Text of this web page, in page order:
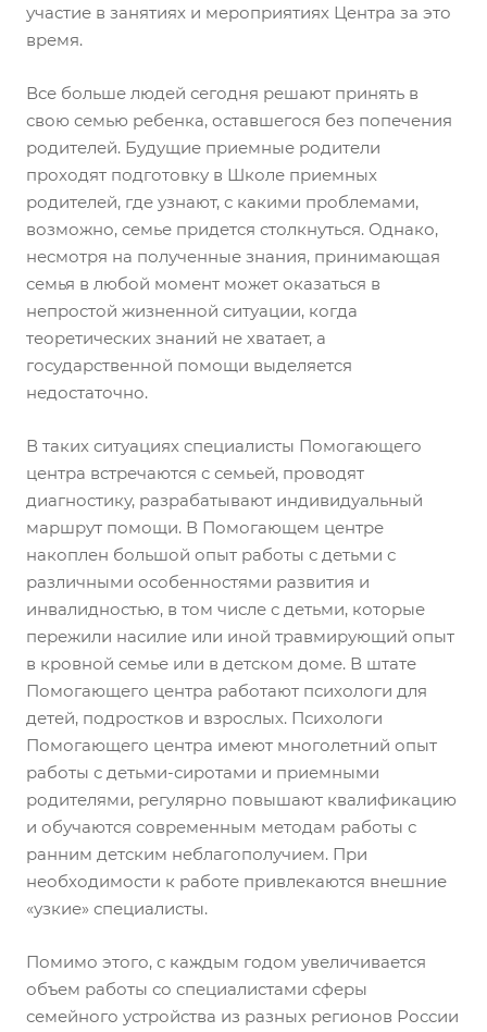
участие в занятиях и мероприятиях Центра за это
время.
Все больше людей сегодня решают принять в
свою семью ребенка, оставшегося без попечения
родителей. Будущие приемные родители
проходят подготовку в Школе приемных
родителей, где узнают, с какими проблемами,
возможно, семье придется столкнуться. Однако,
несмотря на полученные знания, принимающая
семья в любой момент может оказаться в
непростой жизненной ситуации, когда
теоретических знаний не хватает, а
государственной помощи выделяется
недостаточно.
В таких ситуациях специалисты Помогающего
центра встречаются с семьей, проводят
диагностику, разрабатывают индивидуальный
маршрут помощи. В Помогающем центре
накоплен большой опыт работы с детьми с
различными особенностями развития и
инвалидностью, в том числе с детьми, которые
пережили насилие или иной травмирующий опыт
в кровной семье или в детском доме. В штате
Помогающего центра работают психологи для
детей, подростков и взрослых. Психологи
Помогающего центра имеют многолетний опыт
работы с детьми-сиротами и приемными
родителями, регулярно повышают квалификацию
и обучаются современным методам работы с
ранним детским неблагополучием. При
необходимости к работе привлекаются внешние
«узкие» специалисты.
Помимо этого, с каждым годом увеличивается
объем работы со специалистами сферы
семейного устройства из разных регионов России